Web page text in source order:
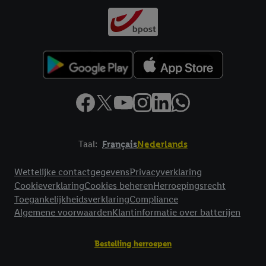
Taal: FrançaisNederlands
Wettelijke contactgegevensPrivacyverklaring
CookieverklaringCookies beherenHerroepingsrecht
ToegankelijkheidsverklaringCompliance
Algemene voorwaardenKlantinformatie over batterijen
Bestelling herroepen
meer informatie vinden over de gegevensverwerking.
Door op “weigeren” te klikken, kunt u alleen het gebruik van de
klikken, stemt u in met alle verwerkingen voor alle
bovengenoemde doeleinden. Meer informatie, waaronder de
toestemming te allen tijde met vooruitwerkende kracht in te
trekken, vindt u in onze
privacyverklaring.Je vindt het